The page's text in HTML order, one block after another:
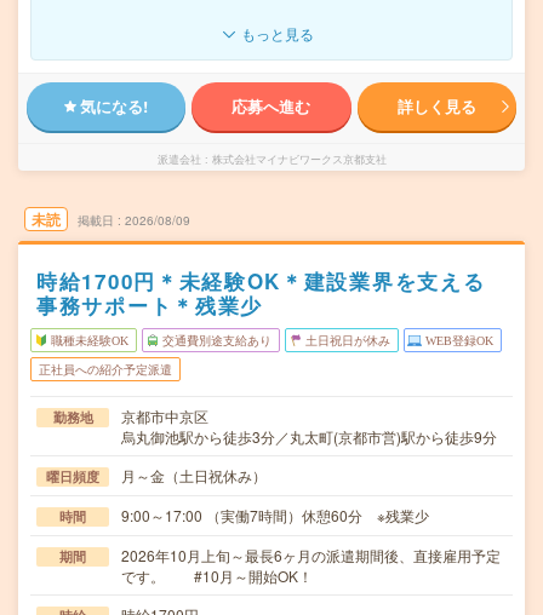
もっと見る
気になる! 応募へ進む 詳しく見る
派遣会社 株式会社マイナビワークス京都支社
未読 掲載日 2026/08/09
時給1700円＊未経験OK＊建設業界を支える
事務サポート＊残業少
職種未経験OK 交通費別途支給あり 土日祝日が休み WEB登録OK
正社員への紹介予定派遣
勤務地
京都市中京区
烏丸御池駅から徒歩3分／丸太町(京都市営)駅から徒歩9分
曜日頻度 月～金（土日祝休み）
時間 9:00～17:00 （実働7時間）休憩60分 ※残業少
期間
2026年10月上旬～最長6ヶ月の派遣期間後、直接雇用予定
です。 #10月～開始OK！